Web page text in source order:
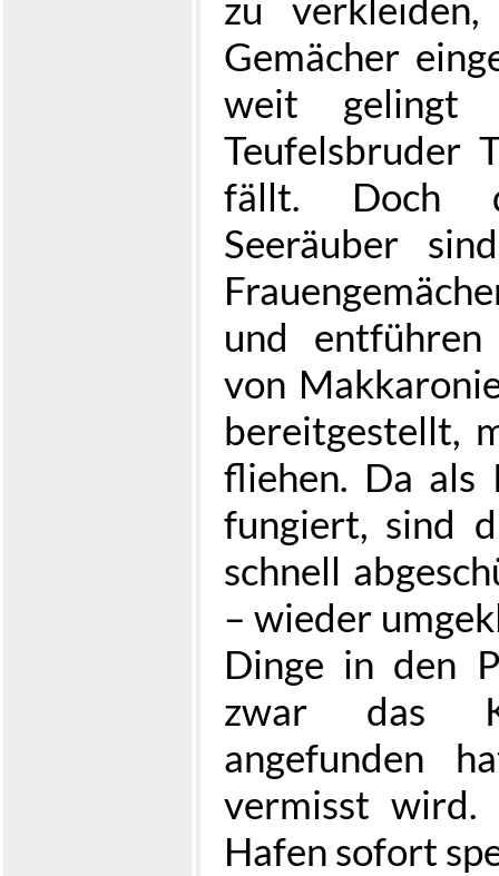
Gemächer
weit gelingt
Teufelsbruder
fällt. Doch
Seeräuber
und
von
bereitgestellt,
fliehen. Da als
fungiert, sind
schnell
– wieder
Dinge in den
zwar das
angefunden
vermisst wird.
Hafen sofort